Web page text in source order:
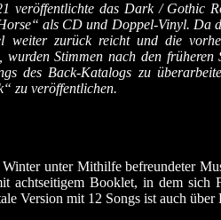
veröffentlichte das Dark / Gothic
als CD und Doppel-Vinyl. Da
weiter zurück reicht und die
Stimmen nach den früheren
des Back-Katalogs zu
zu veröffentlichen.
unter Mithilfe befreundeter
Booklet, in dem sich
Version mit 12 Songs ist auch über